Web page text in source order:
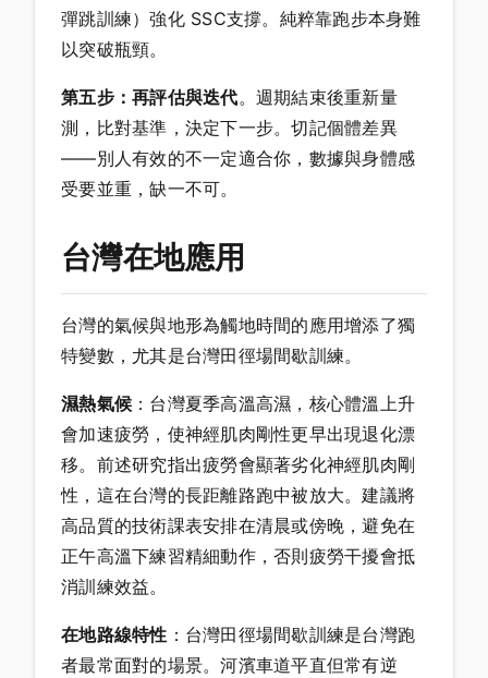
彈跳訓練）強化 SSC支撐。純粹靠跑步本身難
以突破瓶頸。
第五步：再評估與迭代。週期結束後重新量
測，比對基準，決定下一步。切記個體差異
——別人有效的不一定適合你，數據與身體感
受要並重，缺一不可。
台灣在地應用
台灣的氣候與地形為觸地時間的應用增添了獨
特變數，尤其是台灣田徑場間歇訓練。
濕熱氣候 ：台灣夏季高溫高濕，核心體溫上升
會加速疲勞，使神經肌肉剛性更早出現退化漂
移。前述研究指出疲勞會顯著劣化神經肌肉剛
性，這在台灣的長距離路跑中被放大。建議將
高品質的技術課表安排在清晨或傍晚，避免在
正午高溫下練習精細動作，否則疲勞干擾會抵
消訓練效益。
在地路線特性 ：台灣田徑場間歇訓練是台灣跑
者最常面對的場景。河濱車道平直但常有逆